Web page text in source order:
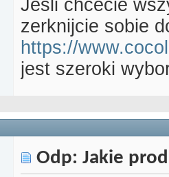
Jesli chcecie
zerknijcie sobie
https://
jest szeroki
Odp: Jakie